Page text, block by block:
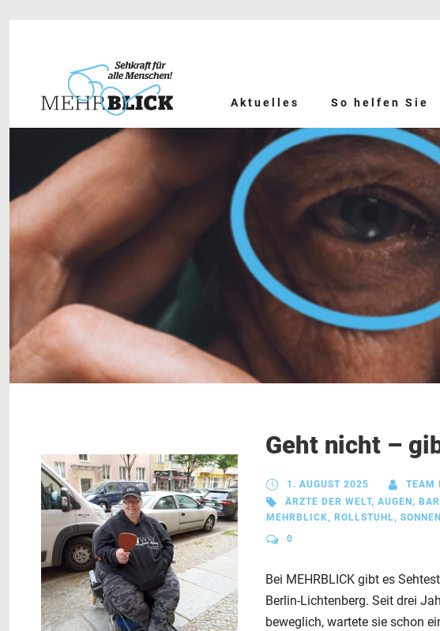
Aktuelles So helfen Sie
Geht nicht –
1. AUGUST 2025 TEAM
ÄRZTE DER WELT, AUGEN ,
MEHRBLICK, ROLLSTUHL,
0
Bei MEHRBLICK gibt es
Berlin-Lichtenberg. Seit drei
beweglich, wartete sie schon